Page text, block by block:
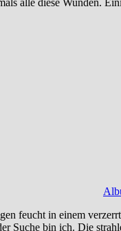
alle diese Wunden.
feucht in einem
Suche bin ich. Die